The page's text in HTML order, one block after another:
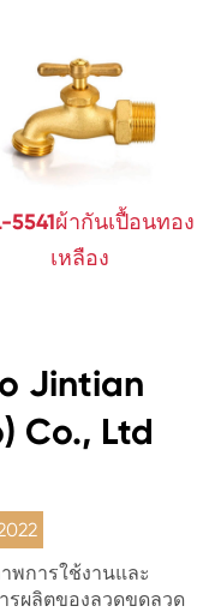
5541ผ้ากันเปื้อนทอง
เหลือง
Jintian
Co., Ltd
พการใช้งานและ
รผลิตของลวดขดลวด